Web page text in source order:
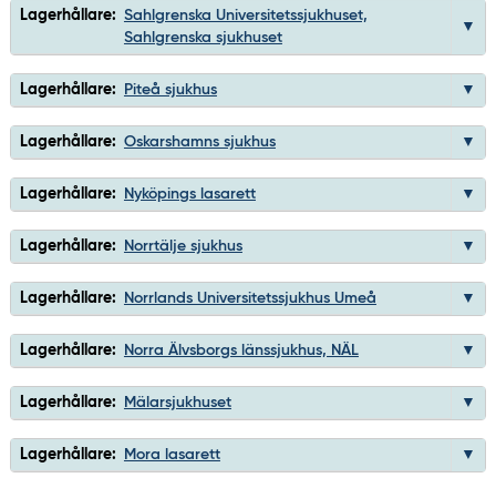
Lagerhållare: Sahlgrenska Universitetssjukhuset,
Sahlgrenska sjukhuset
Lagerhållare: Piteå sjukhus
Lagerhållare: Oskarshamns sjukhus
Lagerhållare: Nyköpings lasarett
Lagerhållare: Norrtälje sjukhus
Lagerhållare: Norrlands Universitetssjukhus Umeå
Lagerhållare: Norra Älvsborgs länssjukhus, NÄL
Lagerhållare: Mälarsjukhuset
Lagerhållare: Mora lasarett